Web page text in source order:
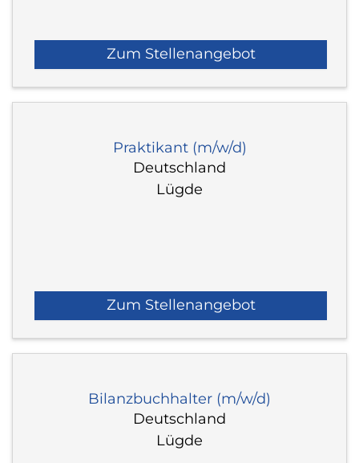
Zum Stellenangebot
Praktikant (m/w/d)
Deutschland
Lügde
Zum Stellenangebot
Bilanzbuchhalter (m/w/d)
Deutschland
Lügde